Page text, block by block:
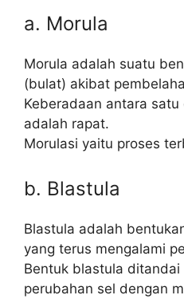
a. Morula
Morula adalah suatu
(bulat) akibat
Keberadaan antara
adalah rapat.
Morulasi yaitu proses
b. Blastula
Blastula adalah
yang terus mengalami
Bentuk blastula
perubahan sel dengan